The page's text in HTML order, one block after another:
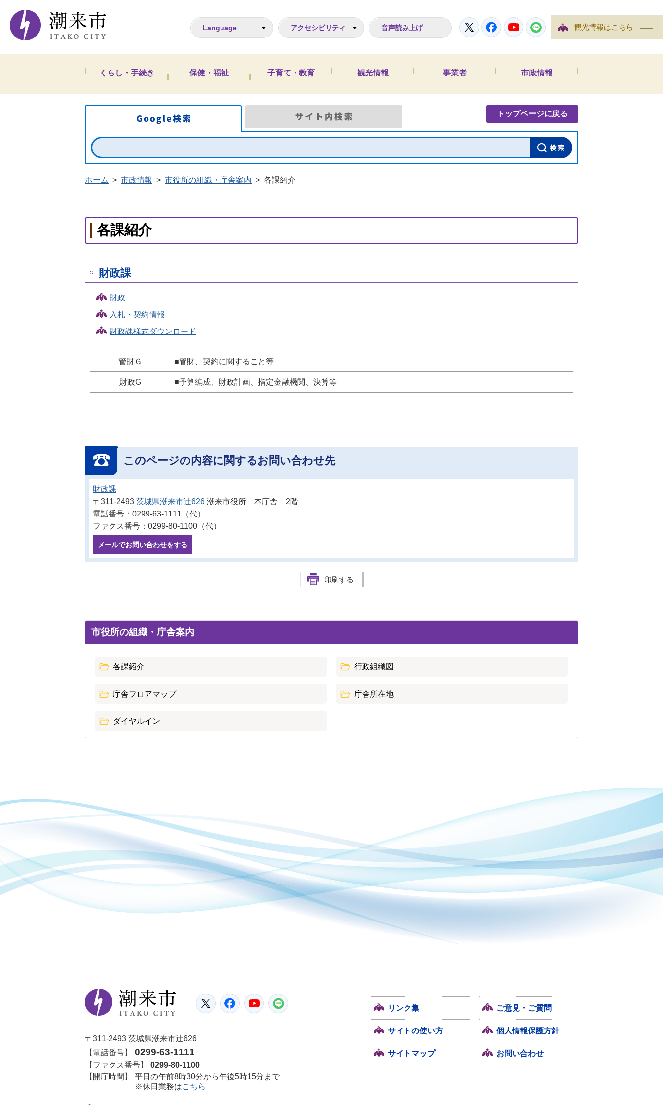
潮来市ホームページ
Language アクセシビリティ 音声読み上げ TwitterFacebookYouTubeLINE 観光情報はこちら
くらし・手続き 保健・福祉 子育て・教育 観光情報 事業者 市政情報
Google検索 トップページに戻る
ホーム > 市政情報 > 市役所の組織・庁舎案内 > 各課紹介
各課紹介
財政課
財政
入札・契約情報
財政課様式ダウンロード
管財Ｇ ■管財、契約に関すること等
財政G ■予算編成、財政計画、指定金融機関、決算等
このページの内容に関するお問い合わせ先
財政課
〒311-2493 茨城県潮来市辻626 潮来市役所 本庁舎 2階
電話番号：0299-63-1111（代）
ファクス番号：0299-80-1100（代）
メールでお問い合わせをする
印刷する
市役所の組織・庁舎案内
各課紹介 行政組織図
庁舎フロアマップ 庁舎所在地
ダイヤルイン
潮来市
Twitter FacebookYouTube
〒311-2493 茨城県潮来市辻626
【電話番号】
0299-63-1111
【ファクス番号】
0299-80-1100
【開庁時間】
平日の午前8時30分から午後5時15分まで
※休日業務はこちら
リンク集 ご意見・ご質問
サイトの使い方 個人情報保護方針
サイトマップ お問い合わせ